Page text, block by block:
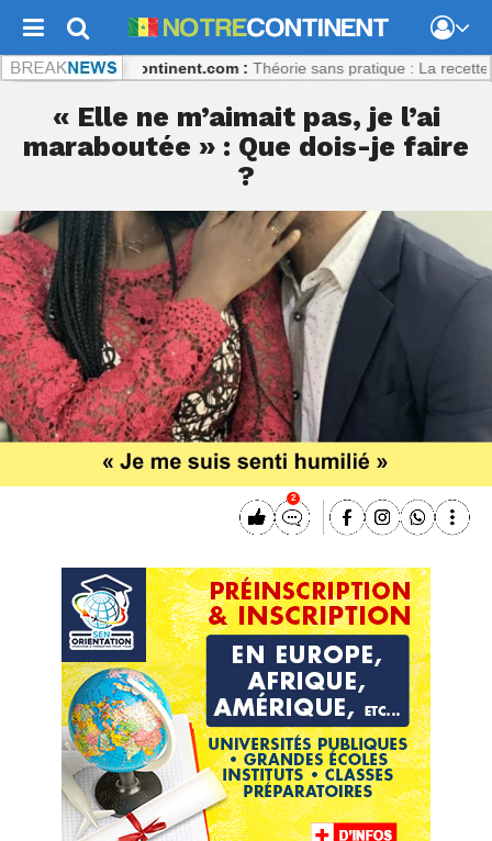
Notrecontinent.com : Théorie sans pratique : La recette du
« Elle ne m’aimait pas, je l’ai
maraboutée » : Que dois-je faire
?
2